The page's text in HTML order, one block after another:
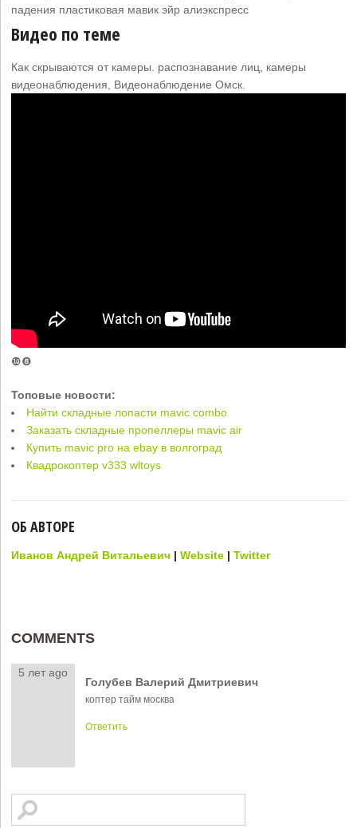
Видео по теме
Как скрываются от камеры. распознавание лиц, камеры
видеонаблюдения, Видеонаблюдение Омск.
❿❽
Топовые новости:
Найти складные лопасти mavic combo
Заказать складные пропеллеры mavic air
Купить mavic pro на ebay в волгоград
Квадрокоптер v333 wltoys
ОБ АВТОРЕ
Иванов Андрей Витальевич |Website |Twitter
COMMENTS
5 лет ago
Голубев Валерий Дмитриевич
коптер тайм москва
Ответить